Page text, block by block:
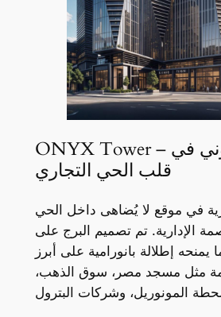
ONYX Tower – تصميم أيقوني في
قلب الحي التجاري
في موقع لا يُضاهى داخل الحي
الإدارية. تم تصميم البرج على
إطلالة بانورامية على أبرز
مثل مسجد مصر، سوق الذهب،